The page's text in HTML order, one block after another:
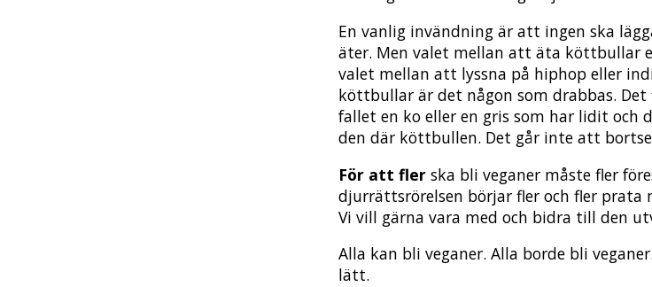
En vanlig invändning är att ingen ska
äter. Men valet mellan att äta köttbullar
valet mellan att lyssna på hiphop eller
köttbullar är det någon som drabbas.
fallet en ko eller en gris som har lidit och
den där köttbullen. Det går inte att
För att fler ska bli veganer måste fler
djurrättsrörelsen börjar fler och fler prata
Vi vill gärna vara med och bidra till den
Alla kan bli veganer. Alla borde bli
lätt.